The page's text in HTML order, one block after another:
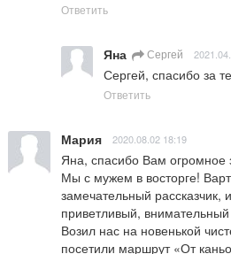
Ответить
Яна Сергей
Сергей, спасибо за
Ответить
Мария 2020.08.02 18:19
Яна, спасибо Вам огромное
Мы с мужем в восторге!
замечательный рассказчик,
приветливый,
Возил нас на новенькой
посетили маршрут «От